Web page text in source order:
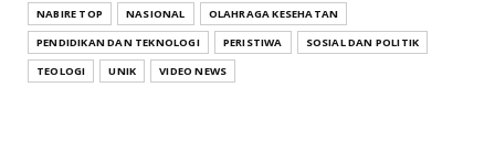
NABIRE TOP
NASIONAL
OLAHRAGA KESEHATAN
PENDIDIKAN DAN TEKNOLOGI
PERISTIWA
SOSIAL DAN POLITIK
TEOLOGI
UNIK VIDEO NEWS